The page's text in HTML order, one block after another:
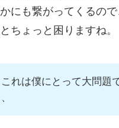
にも繋がってくるの
ちょっと困りますね。
これは僕にとって大問題